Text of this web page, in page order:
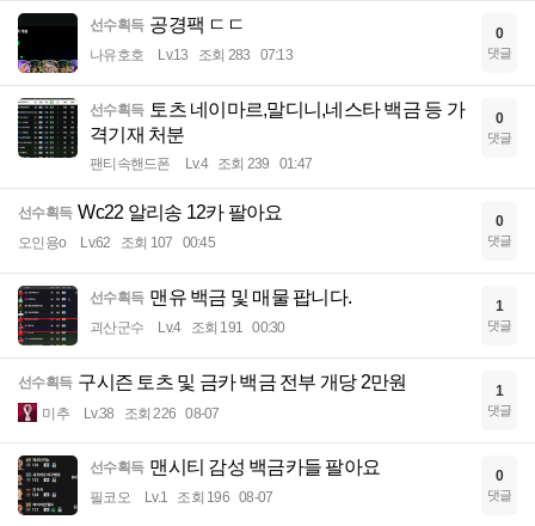
선수획득 공경팩 ㄷㄷ
나유호호 Lv.13 조회 283 07:13
0
댓글
선수획득 토츠 네이마르,말디니,네스타 백금 등 가
격기재 처분
팬티속핸드폰 Lv.4 조회 239 01:47
0
댓글
선수획득 Wc22 알리송 12카 팔아요
오인용o Lv.62 조회 107 00:45
0
댓글
선수획득 맨유 백금 및 매물 팝니다.
괴산군수 Lv.4 조회 191 00:30
1
댓글
선수획득 구시즌 토츠 및 금카 백금 전부 개당 2만원
미추 Lv.38 조회 226 08-07
1
댓글
선수획득 맨시티 감성 백금카들 팔아요
필코오 Lv.1 조회 196 08-07
0
댓글